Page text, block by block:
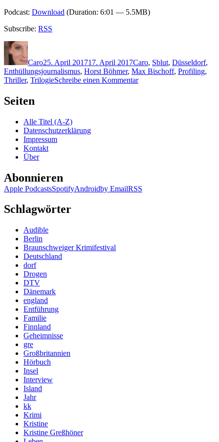
Podcast: Download (Duration: 6:01 — 5.5MB)
Subscribe: RSS
Autor
Caro25. April 201717. April 2017Caro, Sblut, Düsseldorf,
Enthüllungsjournalismus, Horst Böhmer, Max Bischoff, Profiling,
Thriller, TrilogieSchreibe einen Kommentarzu
Seiten
Alle Titel (A-Z)
Datenschutzerklärung
Impressum
Kontakt
Über
Abonnieren
Apple PodcastsSpotifyAndroidby EmailRSS
Schlagwörter
Audible
Berlin
Braunschweiger Krimifestival
Deutschland
dorf
Drogen
DTV
Dänemark
england
Entführung
Familie
Finnland
Geheimnisse
gre
Großbritannien
Hörbuch
Insel
Interview
Island
Jahr
kk
Krimi
Kristine
Kristine Greßhöner